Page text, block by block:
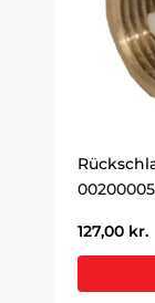
127,00 kr.